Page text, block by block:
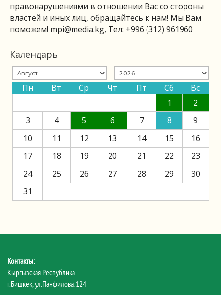
правонарушениями в отношении Вас со стороны
властей и иных лиц, обращайтесь к нам! Мы Вам
поможем! mpi@media.kg, Тел: +996 (312) 961960
Календарь
Пн Вт Ср Чт Пт Сб
Вс
1
2
3
4 5 6 7 8
9
10
11 12 13 14 15
16
17
18 19 20 21 22
23
24
25 26 27 28 29
30
31
Контакты:
Кыргызская Республика
г.Бишкек, ул.Панфилова, 124